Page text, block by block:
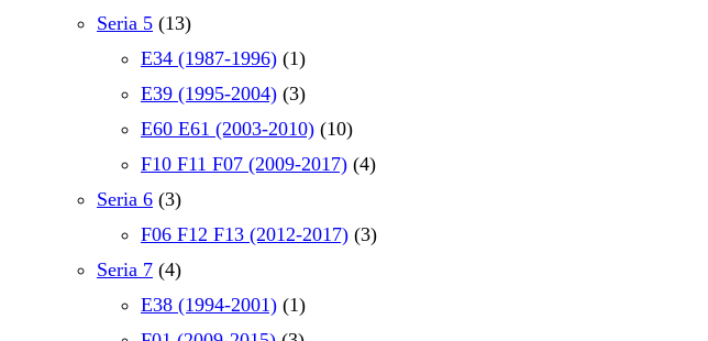
Seria 5 (13)
E34 (1987-1996) (1)
E39 (1995-2004) (3)
E60 E61 (2003-2010) (10)
F10 F11 F07 (2009-2017) (4)
Seria 6 (3)
F06 F12 F13 (2012-2017) (3)
Seria 7 (4)
E38 (1994-2001) (1)